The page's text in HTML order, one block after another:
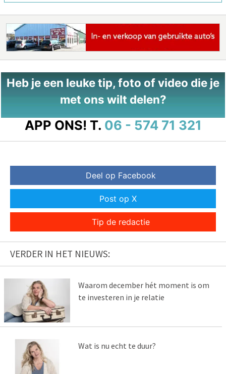
Heb je een leuke tip, foto of video die je
met ons wilt delen?
APP ONS! T. 06 - 574 71 321
Deel op Facebook
Post op X
Tip de redactie
VERDER IN HET NIEUWS:
Waarom december hét moment is om
te investeren in je relatie
Wat is nu echt te duur?